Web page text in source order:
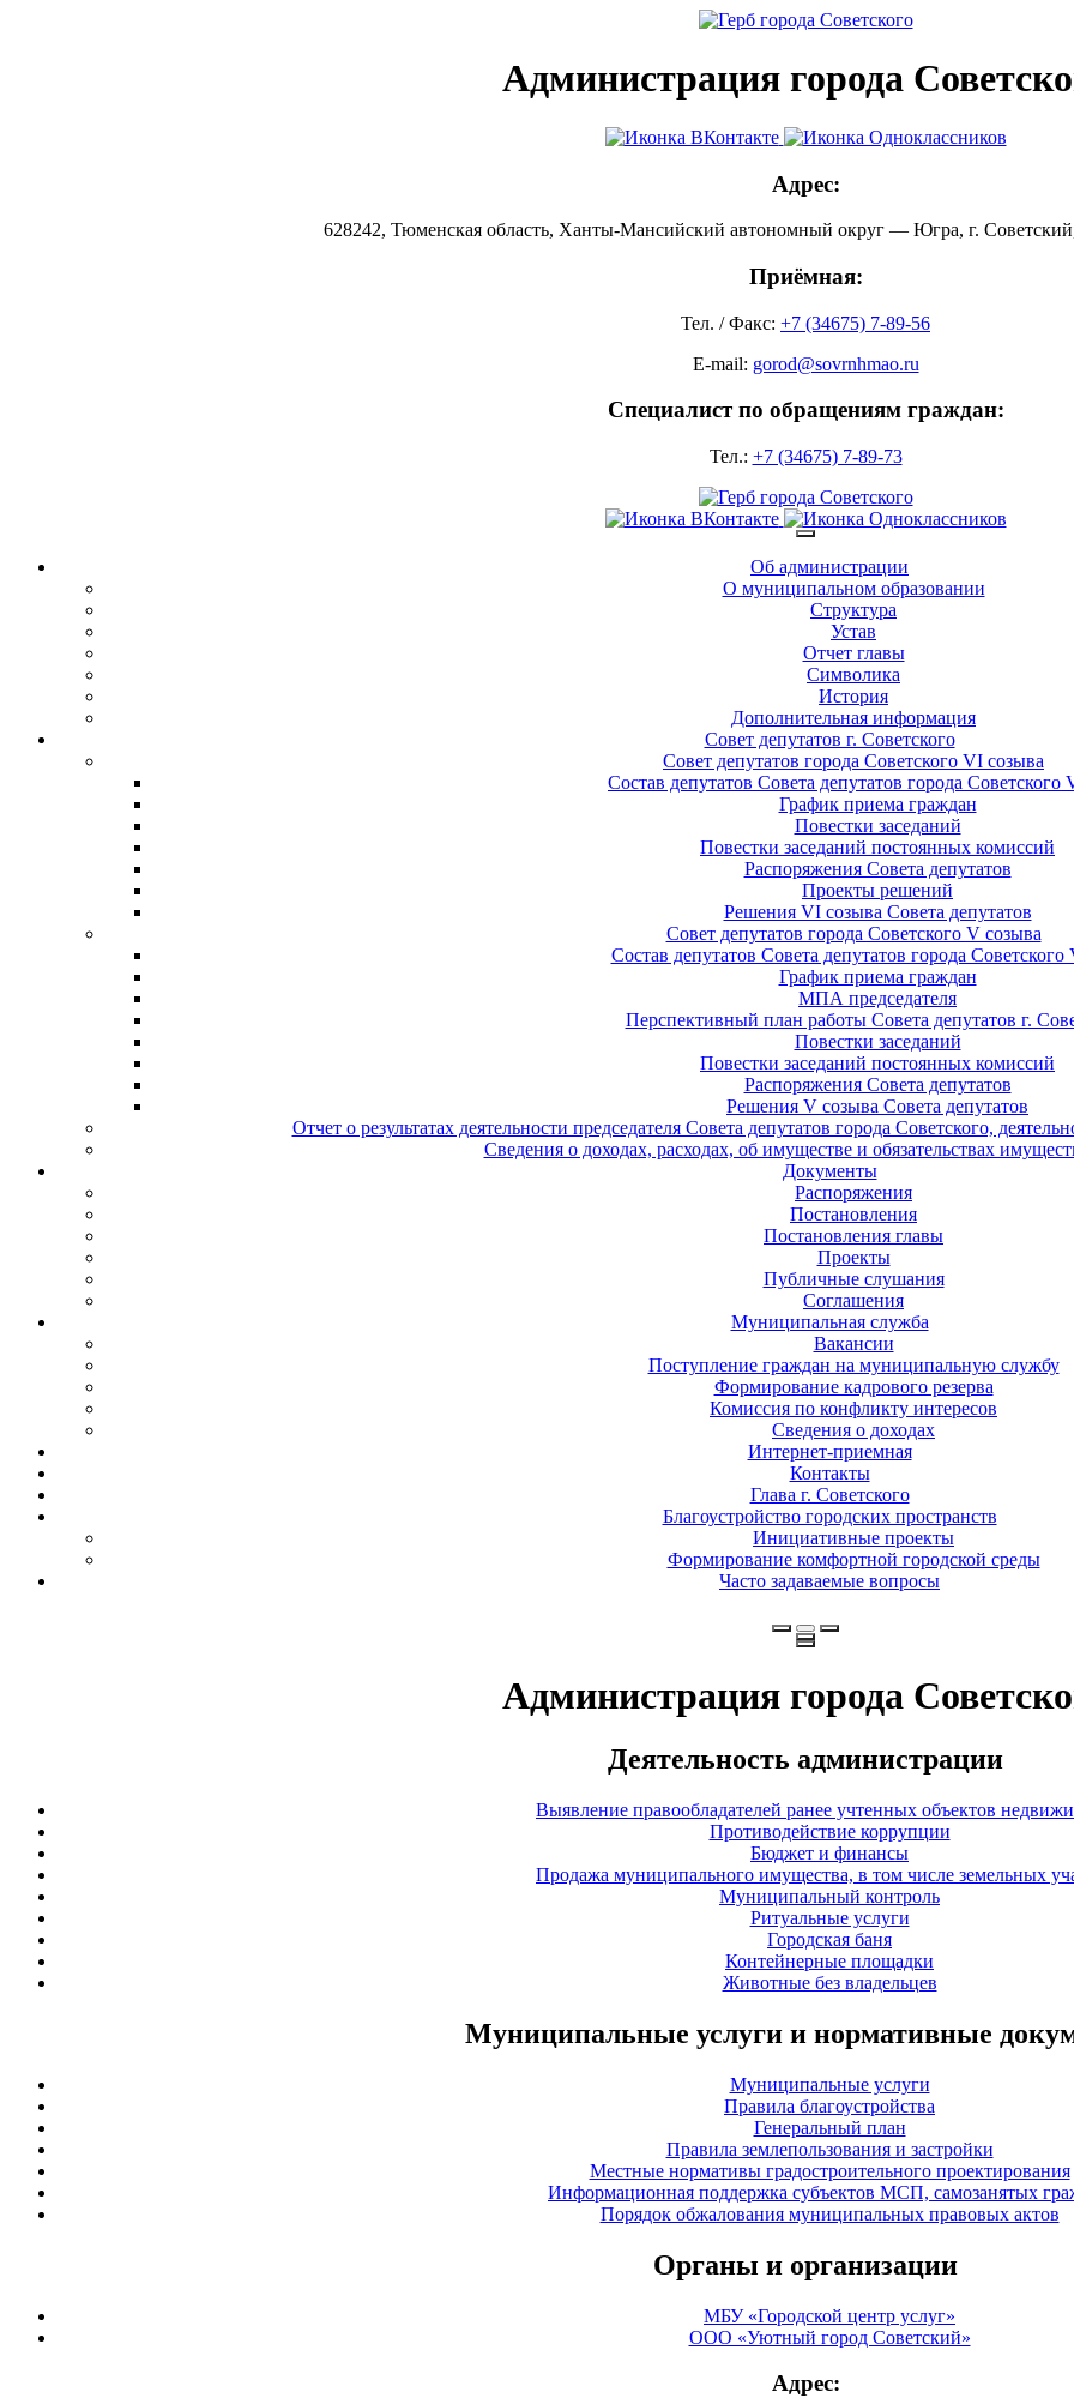
Администрация города
Адрес:
628242, Тюменская область, Ханты-Мансийский автономный округ — Югра, г.
Приёмная:
Тел. / Факс: +7 (34675) 7-89-56
E-mail: gorod@sovrnhmao.ru
Специалист по обращениям граждан:
Тел.: +7 (34675) 7-89-73
Об администрации
О муниципальном образовании
Структура
Устав
Отчет главы
Символика
История
Дополнительная информация
Совет депутатов г. Советского
Совет депутатов города Советского VI созыва
Состав депутатов Совета депутатов города Советского
График приема граждан
Повестки заседаний
Повестки заседаний постоянных комиссий
Распоряжения Совета депутатов
Проекты решений
Решения VI созыва Совета депутатов
Совет депутатов города Советского V созыва
Состав депутатов Совета депутатов города Советского
График приема граждан
МПА председателя
Перспективный план работы Совета депутатов г.
Повестки заседаний
Повестки заседаний постоянных комиссий
Распоряжения Совета депутатов
Решения V созыва Совета депутатов
Отчет о результатах деятельности председателя Совета депутатов города Советского,
Сведения о доходах, расходах, об имуществе и обязательствах
Документы
Распоряжения
Постановления
Постановления главы
Проекты
Публичные слушания
Соглашения
Муниципальная служба
Вакансии
Поступление граждан на муниципальную службу
Формирование кадрового резерва
Комиссия по конфликту интересов
Сведения о доходах
Интернет-приемная
Контакты
Глава г. Советского
Благоустройство городских пространств
Инициативные проекты
Формирование комфортной городской среды
Часто задаваемые вопросы
Администрация города
Деятельность администрации
Выявление правообладателей ранее учтенных объектов
Противодействие коррупции
Бюджет и финансы
Продажа муниципального имущества, в том числе земельных
Муниципальный контроль
Ритуальные услуги
Городская баня
Контейнерные площадки
Животные без владельцев
Муниципальные услуги и нормативные
Муниципальные услуги
Правила благоустройства
Генеральный план
Правила землепользования и застройки
Местные нормативы градостроительного проектирования
Информационная поддержка субъектов МСП, самозанятых
Порядок обжалования муниципальных правовых актов
Органы и организации
МБУ «Городской центр услуг»
ООО «Уютный город Советский»
Адрес: